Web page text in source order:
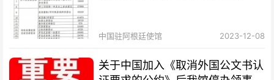
中国驻阿根廷使馆 2023-12-08
关于中国加入《取消外国公文书认